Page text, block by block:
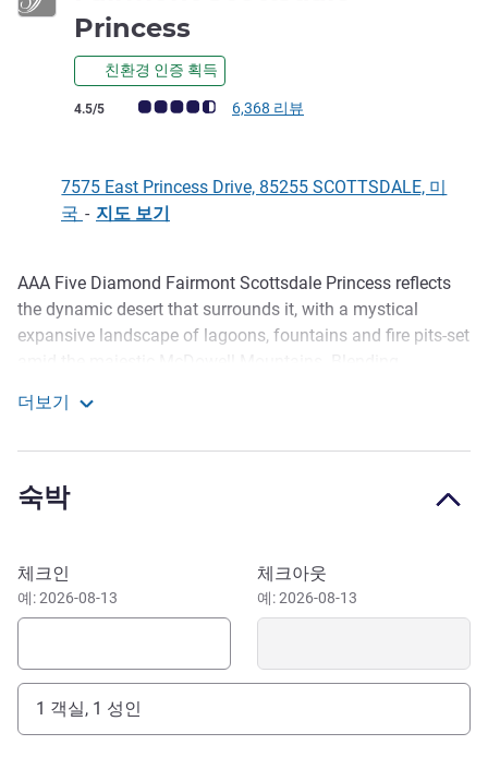
Princess
친환경 인증 획득
고객 평점 (ALL 평가)
4.5/5 6,368 리뷰
7575 East Princess Drive, 85255 SCOTTSDALE, 미
국 - 지도 보기
호텔설명
AAA Five Diamond Fairmont Scottsdale Princess reflects
the dynamic desert that surrounds it, with a mystical
expansive landscape of lagoons, fountains and fire pits-set
award-winning restaurants, state-of-the-art meeting
courses, this highly acclaimed resort is truly an experience
It's also an exceptionally well-located hotel, near TPC
Scottsdale and its PGA Tour golf courses and spectacular
hiking in Pinnacle Peak Park and McDowell Sonoran
Scottsdale and Fashion Square mall.
Welcome to the Fairmont Scottsdale, host hotel to
더보기
숙박
이 호텔 예약하기
체크인
예: 2026-08-13
체크아웃
예: 2026-08-13
1 객실, 1 성인